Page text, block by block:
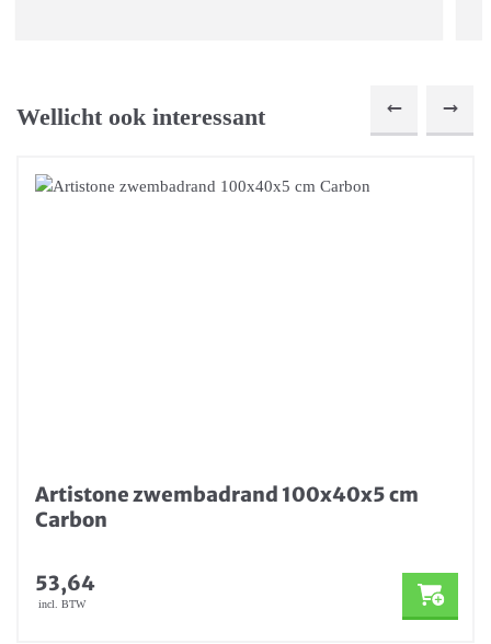
Wellicht ook interessant
Artistone zwembadrand 100x40x5 cm
Carbon
53,64
incl. BTW